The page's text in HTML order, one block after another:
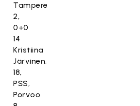
Tampere
2,
0+0
14
Kristiina
Järvinen,
18,
PSS,
Porvoo